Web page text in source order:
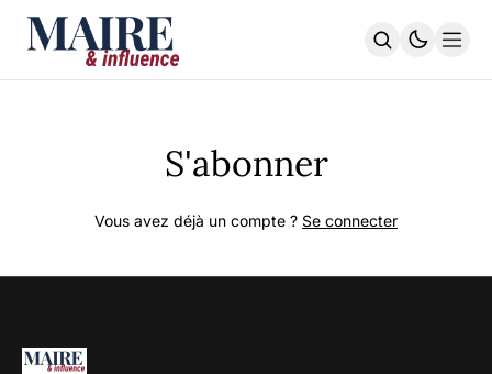
TRANSITION DURABLE
L’EXÉCUTIF | La Lettre
S'ABONNER
S'abonner
Vous avez déjà un compte ? Se connecter